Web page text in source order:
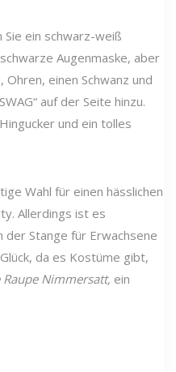
ein schwarz-weiß
Augenmaske, aber
einen Schwanz und
auf der Seite hinzu.
und ein tolles
Wahl für einen hässlichen
Allerdings ist es
Stange für Erwachsene
da es Kostüme gibt,
Nimmersatt, ein